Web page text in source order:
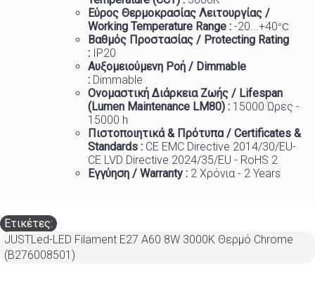
Εύρος Θερμοκρασίας Λειτουργίας /
Working Temperature Range : -20...+40°C
Βαθμός Προστασίας / Protecting Rating
: IP20
Αυξομειούμενη Ροή / Dimmable
: Dimmable
Ονομαστική Διάρκεια Ζωής / Lifespan
(Lumen Maintenance LM80) : 1 5000 Ώρες -
15000 h
Πιστοποιητικά & Πρότυπα / Certificates &
Standards : CE EMC Directive 2014/30/EU-
CE LVD Directive 2024/35/EU - RoHS 2
Εγγύηση / Warranty : 2 Χρόνια - 2 Years
Ετικέτες:
JUSTLed-LED Filament Ε27 A60 8W 3000K Θερμό Chrome
(B276008501)